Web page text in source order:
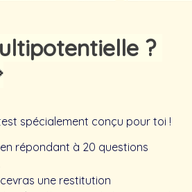
?
spécialement conçu pour toi !
répondant à 20 questions
une restitution